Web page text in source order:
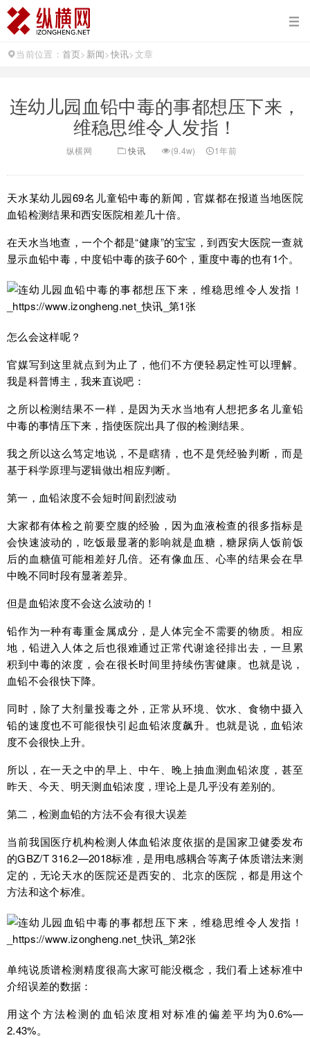
当前位置： 首页> 新闻>快讯>文章
连幼儿园血铅中毒的事都想压下来，
维稳思维令人发指！
纵横网 快讯 (9.4w) 1年前
天水某幼儿园69名儿童铅中毒的新闻，官媒都在报道当地医院
血铅检测结果和西安医院相差几十倍。
在天水当地查，一个个都是“健康”的宝宝，到西安大医院一查就
显示血铅中毒，中度铅中毒的孩子60个，重度中毒的也有1个。
怎么会这样呢？
官媒写到这里就点到为止了，他们不方便轻易定性可以理解。
我是科普博主，我来直说吧：
之所以检测结果不一样，是因为天水当地有人想把多名儿童铅
中毒的事情压下来，指使医院出具了假的检测结果。
我之所以这么笃定地说，不是瞎猜，也不是凭经验判断，而是
基于科学原理与逻辑做出相应判断。
第一，血铅浓度不会短时间剧烈波动
大家都有体检之前要空腹的经验，因为血液检查的很多指标是
会快速波动的，吃饭最显著的影响就是血糖，糖尿病人饭前饭
后的血糖值可能相差好几倍。还有像血压、心率的结果会在早
中晚不同时段有显著差异。
但是血铅浓度不会这么波动的！
铅作为一种有毒重金属成分，是人体完全不需要的物质。相应
地，铅进入人体之后也很难通过正常代谢途径排出去，一旦累
积到中毒的浓度，会在很长时间里持续伤害健康。也就是说，
血铅不会很快下降。
同时，除了大剂量投毒之外，正常从环境、饮水、食物中摄入
铅的速度也不可能很快引起血铅浓度飙升。也就是说，血铅浓
度不会很快上升。
所以，在一天之中的早上、中午、晚上抽血测血铅浓度，甚至
昨天、今天、明天测血铅浓度，理论上是几乎没有差别的。
第二，检测血铅的方法不会有很大误差
当前我国医疗机构检测人体血铅浓度依据的是国家卫健委发布
的GBZ/T 316.2—2018标准，是用电感耦合等离子体质谱法来测
定的，无论天水的医院还是西安的、北京的医院，都是用这个
方法和这个标准。
单纯说质谱检测精度很高大家可能没概念，我们看上述标准中
介绍误差的数据：
用这个方法检测的血铅浓度相对标准的偏差平均为0.6%—
2.43%。